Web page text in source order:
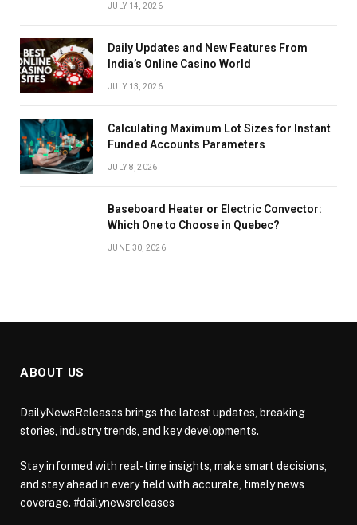
JULY 14, 2026
Daily Updates and New Features From
India’s Online Casino World
JULY 13, 2026
Calculating Maximum Lot Sizes for Instant
Funded Accounts Parameters
JULY 8, 2026
Baseboard Heater or Electric Convector:
Which One to Choose in Quebec?
JUNE 30, 2026
ABOUT US
DailyNewsReleases brings the latest updates, breaking
stories, industry trends, and key developments.
Stay informed with real-time insights, make smart decisions,
and stay ahead in every field with accurate, timely news
coverage. #dailynewsreleases